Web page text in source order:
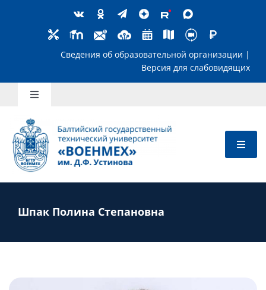
Сведения об образовательной
Toggle
Школьникам
Абитуриентам
Преподавателям
Слушателям
Шпак Полина Степановна